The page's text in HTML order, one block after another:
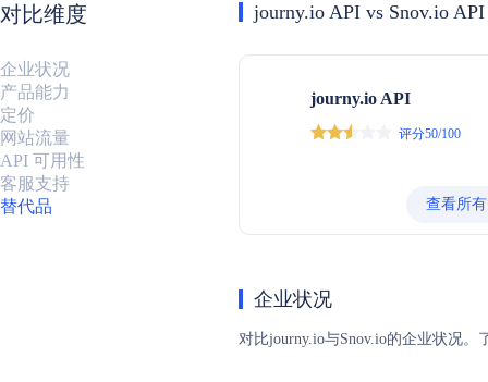
对比维度
企业状况
产品能力
定价
网站流量
API 可用性
客服支持
替代品
journy.io API vs Snov.io API
journy.io API
评分50/100
查看所
企业状况
对比journy.io与Snov.io的企业状况